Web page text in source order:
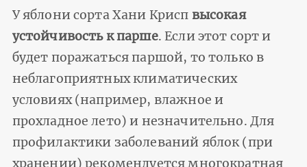
У яблони сорта Хани Крисп высокая
устойчивость к парше. Если этот сорт и
будет поражаться паршой, то только в
неблагоприятных климатических
условиях (например, влажное и
прохладное лето) и незначительно. Для
профилактики заболеваний яблок (при
хранении) рекомендуется многократная